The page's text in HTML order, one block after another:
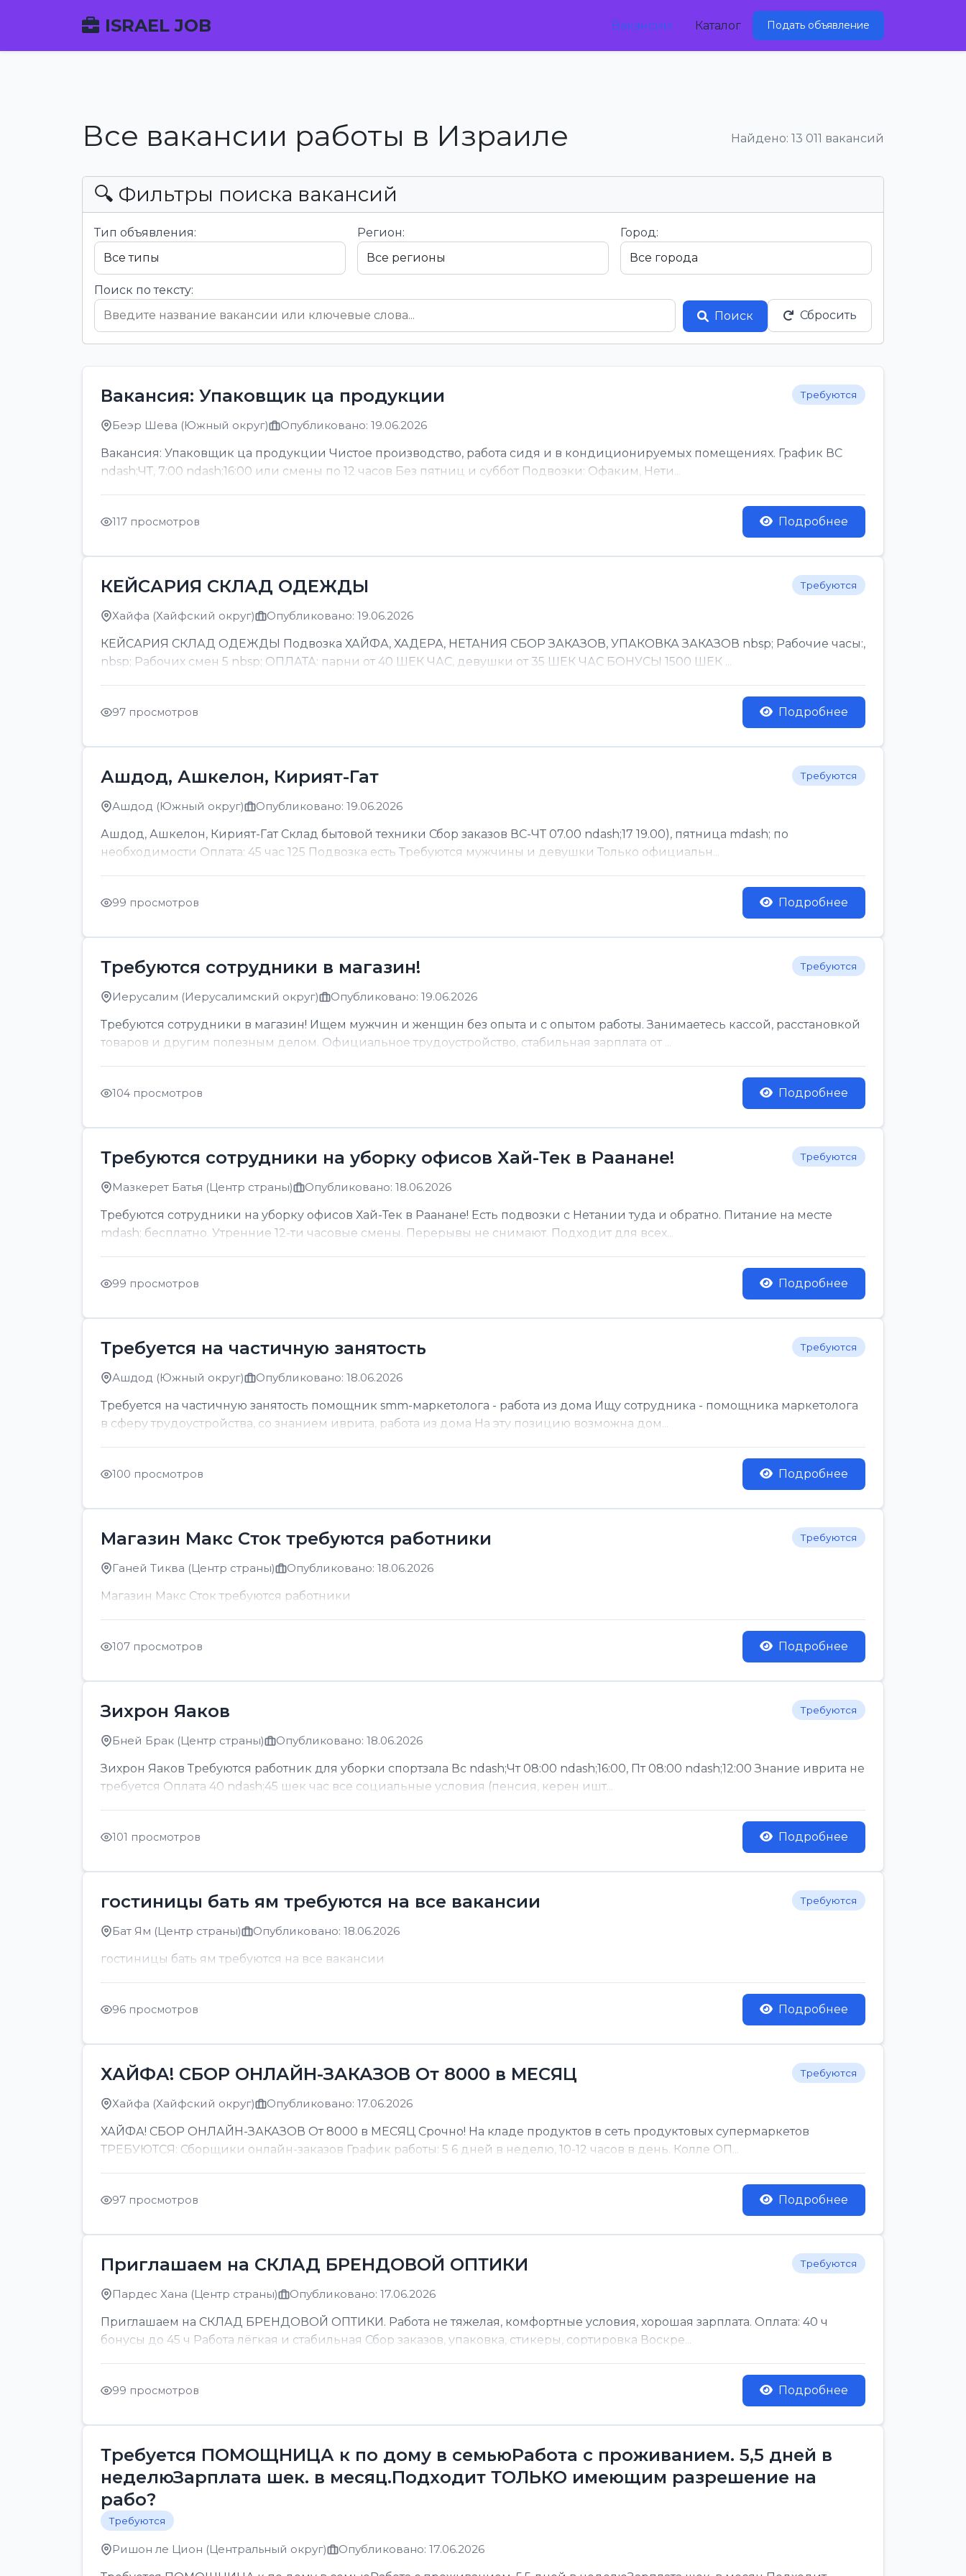
ISRAEL JOB Вакансии Каталог Подать объявление
Все вакансии работы в Израиле Найдено: 13 011 вакансий
🔍 Фильтры поиска вакансий
Тип объявления: Регион: Город:
Поиск по тексту:
Поиск
Сбросить
Вакансия: Упаковщик ца продукции Требуются
Беэр Шева (Южный округ) Опубликовано: 19.06.2026
Вакансия: Упаковщик ца продукции Чистое производство, работа сидя и в кондиционируемых помещениях. График ВС
ndash;ЧТ, 7:00 ndash;16:00 или смены по 12 часов Без пятниц и суббот Подвозки: Офаким, Нети...
117 просмотров Подробнее
КЕЙСАРИЯ СКЛАД ОДЕЖДЫ Требуются
Хайфа (Хайфский округ) Опубликовано: 19.06.2026
КЕЙСАРИЯ СКЛАД ОДЕЖДЫ Подвозка ХАЙФА, ХАДЕРА, НЕТАНИЯ СБОР ЗАКАЗОВ, УПАКОВКА ЗАКАЗОВ nbsp; Рабочие часы:,
nbsp; Рабочих смен 5 nbsp; ОПЛАТА: парни от 40 ШЕК ЧАС, девушки от 35 ШЕК ЧАС БОНУСЫ 1500 ШЕК ...
97 просмотров Подробнее
Ашдод, Ашкелон, Кирият-Гат Требуются
Ашдод (Южный округ) Опубликовано: 19.06.2026
Ашдод, Ашкелон, Кирият-Гат Склад бытовой техники Сбор заказов ВС-ЧТ 07.00 ndash;17 19.00), пятница mdash; по
необходимости Оплата: 45 час 125 Подвозка есть Требуются мужчины и девушки Только официальн...
99 просмотров Подробнее
Требуются сотрудники в магазин! Требуются
Иерусалим (Иерусалимский округ) Опубликовано: 19.06.2026
Требуются сотрудники в магазин! Ищем мужчин и женщин без опыта и с опытом работы. Занимаетесь кассой, расстановкой
товаров и другим полезным делом. Официальное трудоустройство, стабильная зарплата от ...
104 просмотров Подробнее
Требуются сотрудники на уборку офисов Хай-Тек в Раанане! Требуются
Мазкерет Батья (Центр страны) Опубликовано: 18.06.2026
Требуются сотрудники на уборку офисов Хай-Тек в Раанане! Есть подвозки с Нетании туда и обратно. Питание на месте
mdash; бесплатно. Утренние 12-ти часовые смены. Перерывы не снимают. Подходит для всех...
99 просмотров Подробнее
Требуется на частичную занятость Требуются
Ашдод (Южный округ) Опубликовано: 18.06.2026
Требуется на частичную занятость помощник smm-маркетолога - работа из дома Ищу сотрудника - помощника маркетолога
в сферу трудоустройства, со знанием иврита, работа из дома На эту позицию возможна дом...
100 просмотров Подробнее
Магазин Макс Сток требуются работники Требуются
Ганей Тиква (Центр страны) Опубликовано: 18.06.2026
Магазин Макс Сток требуются работники
107 просмотров Подробнее
Зихрон Яаков Требуются
Бней Брак (Центр страны) Опубликовано: 18.06.2026
Зихрон Яаков Требуются работник для уборки спортзала Вс ndash;Чт 08:00 ndash;16:00, Пт 08:00 ndash;12:00 Знание иврита не
требуется Оплата 40 ndash;45 шек час все социальные условия (пенсия, керен ишт...
101 просмотров Подробнее
гостиницы бать ям требуются на все вакансии Требуются
Бат Ям (Центр страны) Опубликовано: 18.06.2026
гостиницы бать ям требуются на все вакансии
96 просмотров Подробнее
ХАЙФА! СБОР ОНЛАЙН-ЗАКАЗОВ От 8000 в МЕСЯЦ Требуются
Хайфа (Хайфский округ) Опубликовано: 17.06.2026
ХАЙФА! СБОР ОНЛАЙН-ЗАКАЗОВ От 8000 в МЕСЯЦ Срочно! На кладе продуктов в сеть продуктовых супермаркетов
ТРЕБУЮТСЯ: Сборщики онлайн-заказов График работы: 5 6 дней в неделю, 10-12 часов в день. Колле ОП...
97 просмотров Подробнее
Приглашаем на СКЛАД БРЕНДОВОЙ ОПТИКИ Требуются
Пардес Хана (Центр страны) Опубликовано: 17.06.2026
Приглашаем на СКЛАД БРЕНДОВОЙ ОПТИКИ. Работа не тяжелая, комфортные условия, хорошая зарплата. Оплата: 40 ч
бонусы до 45 ч Работа лёгкая и стабильная Сбор заказов, упаковка, стикеры, сортировка Воскре...
99 просмотров Подробнее
Требуется ПОМОЩНИЦА к по дому в семьюРабота с проживанием. 5,5 дней в
неделюЗарплата шек. в месяц.Подходит ТОЛЬКО имеющим разрешение на
рабо?
Требуются
Ришон ле Цион (Центральный округ) Опубликовано: 17.06.2026